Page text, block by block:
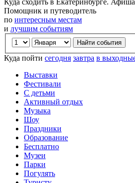
Куда сходить в Екатеринбурге. Афиша
Помощник и путеводитель
по интересным местам
и лучшим событиям
Куда пойти сегодня завтра в
Выставки
Фестивали
С детьми
Активный отдых
Музыка
Шоу
Праздники
Образование
Бесплатно
Музеи
Парки
Погулять